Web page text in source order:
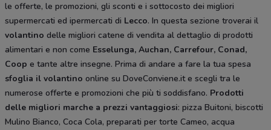
le offerte, le promozioni, gli sconti e i sottocosto dei migliori
supermercati ed ipermercati di Lecco. In questa sezione troverai il
volantino delle migliori catene di vendita al dettaglio di prodotti
alimentari e non come Esselunga, Auchan, Carrefour, Conad,
Coop e tante altre insegne. Prima di andare a fare la tua spesa
sfoglia il volantino online su DoveConviene.it e scegli tra le
numerose offerte e promozioni che più ti soddisfano. Prodotti
delle migliori marche a prezzi vantaggiosi: pizza Buitoni, biscotti
Mulino Bianco, Coca Cola, preparati per torte Cameo, acqua